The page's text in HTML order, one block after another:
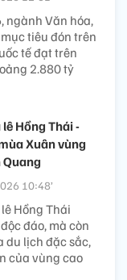
ngành Văn hóa,
tiêu đón trên
tế đạt trên
2.880 tỷ
lê Hồng Thái -
Xuân vùng
Quang
10:48’
Hồng Thái
đáo, mà còn
du lịch đặc sắc,
của vùng cao